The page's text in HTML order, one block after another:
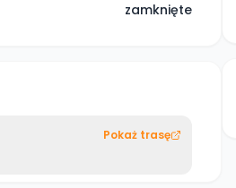
zamknięte
Pokaż trasę